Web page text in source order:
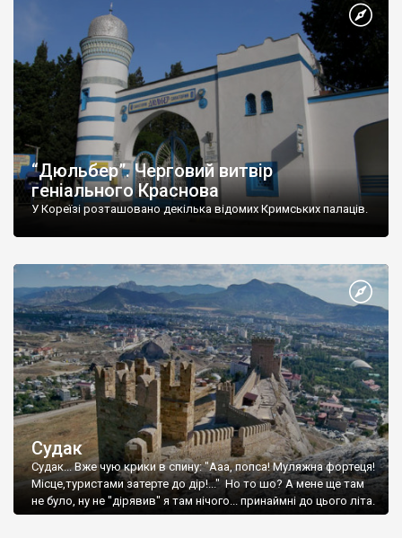
“Дюльбер”. Черговий витвір
геніального Краснова
У Кореїзі розташовано декілька відомих Кримських палаців.
Судак
Судак... Вже чую крики в спину: "Ааа, попса! Муляжна фортеця!
Місце,туристами затерте до дір!..." Но то шо? А мене ще там
не було, ну не "дірявив" я там нічого... принаймні до цього літа.